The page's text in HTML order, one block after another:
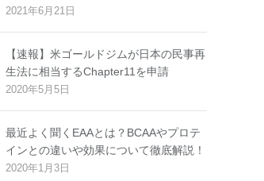
2021年6月21日
【速報】米ゴールドジムが日本の民事再
生法に相当するChapter11を申請
2020年5月5日
最近よく聞くEAAとは？BCAAやプロテ
インとの違いや効果について徹底解説！
2020年1月3日